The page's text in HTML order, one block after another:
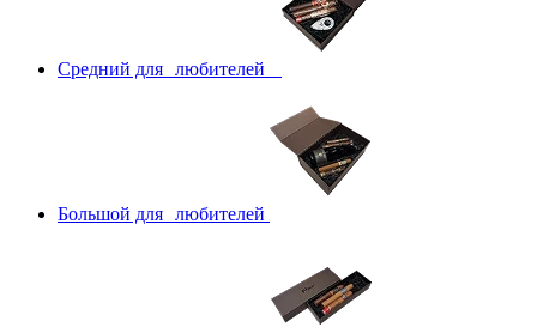
Средний для любителей
Большой для любителей